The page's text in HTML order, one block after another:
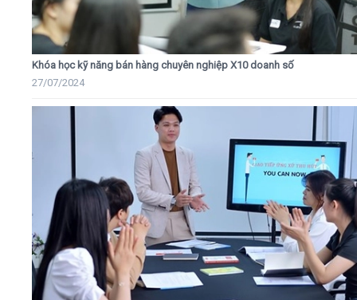
Khóa học kỹ năng bán hàng chuyên nghiệp X10 doanh số
27/07/2024